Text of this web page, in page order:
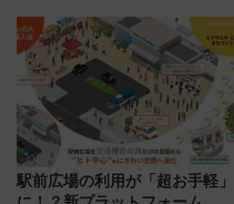
開発、バスタ新潟構想まで徹底
解説！
駅前広場の利用が「超お手軽」